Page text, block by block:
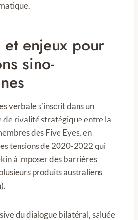
et enjeux pour
sino-
verbale s’inscrit dans un
de rivalité stratégique entre la
des Five Eyes, en
tensions de 2020-2022 qui
à imposer des barrières
produits australiens
du dialogue bilatéral, saluée